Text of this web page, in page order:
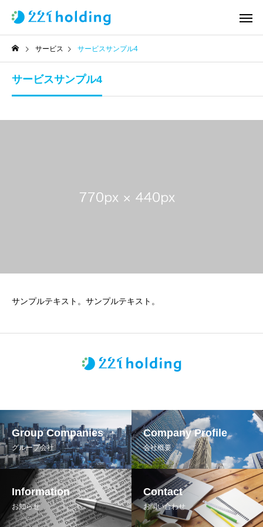
サービス サービスサンプル4
サービスサンプル4
サンプルテキスト。サンプルテキスト。
Group Companies
グループ会社
Company Profile
会社概要
Information
お知らせ
Contact
お問い合わせ